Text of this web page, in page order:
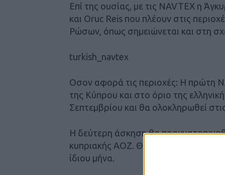
Επί της ουσίας, με τις NAVTEX η
και Oruc Reis που πλέουν στις
Ρώσων, όπως σημειώνεται και στη
turkish_navtex
Οσον αφορά τις περιοχές: Η πρώτη
της Κύπρου και στο όριο της
Σεπτεμβρίου και θα ολοκληρωθεί
Η δεύτερη άσκηση θα
κυπριακής ΑΟΖ. Θα ξεκινήσει στις 17
ίδιου μήνα.